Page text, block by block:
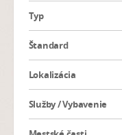
typ
Štandard
Lokalizácia
Služby / Vybavenie